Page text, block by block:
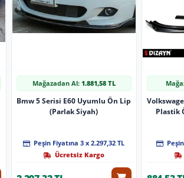
Mağazadan Al: 1.881,58 TL
Bmw 5 Serisi E60 Uyumlu Ön Lip
(Parlak Siyah)
Peşin Fiyatına 3 x 2.297,32 TL
Ücretsiz Kargo
Plastik